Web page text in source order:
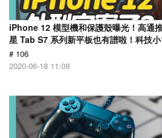
iPhone 12 模型機和保護殼曝光！高通
星 Tab S7 系列新平板也有譜啦！科技
# 106
2020-06-18 11:09